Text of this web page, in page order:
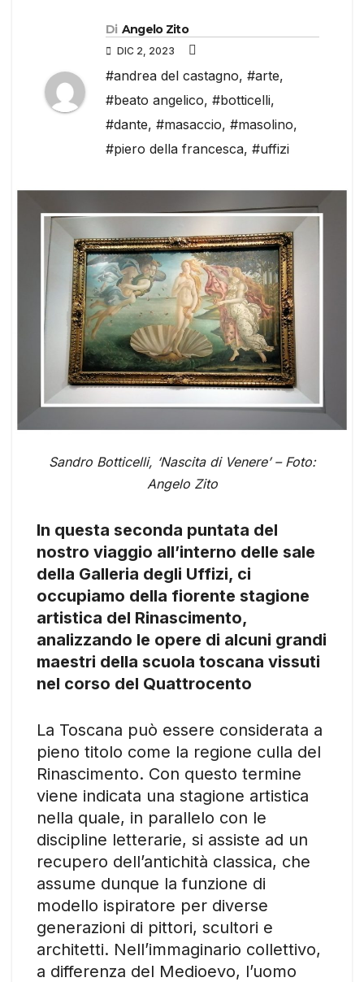
Di Angelo Zito
DIC 2, 2023
#andrea del castagno, #arte,
#beato angelico, #botticelli,
#dante, #masaccio, #masolino,
#piero della francesca, #uffizi
Sandro Botticelli, ‘Nascita di Venere’ – Foto:
Angelo Zito
In questa seconda puntata del
nostro viaggio all’interno delle sale
della Galleria degli Uffizi, ci
occupiamo della fiorente stagione
artistica del Rinascimento,
analizzando le opere di alcuni grandi
maestri della scuola toscana vissuti
nel corso del Quattrocento
La Toscana può essere considerata a
pieno titolo come la regione culla del
Rinascimento. Con questo termine
viene indicata una stagione artistica
nella quale, in parallelo con le
discipline letterarie, si assiste ad un
recupero dell’antichità classica, che
assume dunque la funzione di
modello ispiratore per diverse
generazioni di pittori, scultori e
architetti. Nell’immaginario collettivo,
a differenza del Medioevo, l’uomo